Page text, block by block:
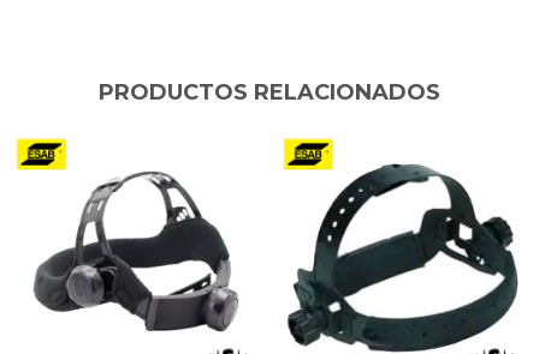
PRODUCTOS RELACIONADOS